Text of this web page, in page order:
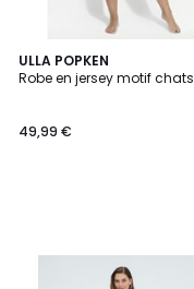
ULLA POPKEN
Robe en jersey motif chats
49,99 €